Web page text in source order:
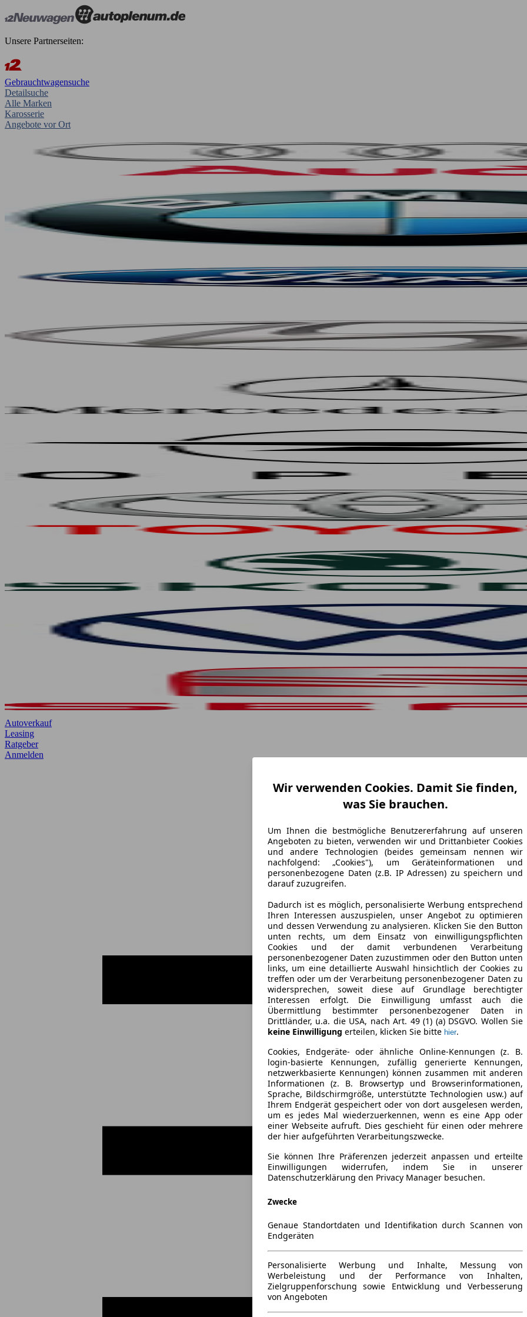
Unsere Partnerseiten:
Gebrauchtwagensuche
Detailsuche
Alle Marken
Karosserie
Angebote vor Ort
Autoverkauf
Leasing
Ratgeber
Anmelden
Wir verwenden Cookies. Damit Sie finden,
was Sie brauchen.
Um Ihnen die bestmögliche Benutzererfahrung auf unseren
Angeboten zu bieten, verwenden wir und Drittanbieter Cookies
und andere Technologien (beides gemeinsam nennen wir
nachfolgend: „Cookies"), um Geräteinformationen und
personenbezogene Daten (z.B. IP Adressen) zu speichern und
darauf zuzugreifen.
Dadurch ist es möglich, personalisierte Werbung entsprechend
Ihren Interessen auszuspielen, unser Angebot zu optimieren
und dessen Verwendung zu analysieren. Klicken Sie den Button
unten rechts, um dem Einsatz von einwilligungspflichten
Cookies und der damit verbundenen Verarbeitung
personenbezogener Daten zuzustimmen oder den Button unten
links, um eine detaillierte Auswahl hinsichtlich der Cookies zu
treffen oder um der Verarbeitung personenbezogener Daten zu
widersprechen, soweit diese auf Grundlage berechtigter
Interessen erfolgt. Die Einwilligung umfasst auch die
Übermittlung bestimmter personenbezogener Daten in
Drittländer, u.a. die USA, nach Art. 49 (1) (a) DSGVO. Wollen Sie
keine Einwilligung erteilen, klicken Sie bitte hier.
Cookies, Endgeräte- oder ähnliche Online-Kennungen (z. B.
login-basierte Kennungen, zufällig generierte Kennungen,
netzwerkbasierte Kennungen) können zusammen mit anderen
Informationen (z. B. Browsertyp und Browserinformationen,
Sprache, Bildschirmgröße, unterstützte Technologien usw.) auf
Ihrem Endgerät gespeichert oder von dort ausgelesen werden,
um es jedes Mal wiederzuerkennen, wenn es eine App oder
einer Webseite aufruft. Dies geschieht für einen oder mehrere
der hier aufgeführten Verarbeitungszwecke.
Sie können Ihre Präferenzen jederzeit anpassen und erteilte
Einwilligungen widerrufen, indem Sie in unserer
Datenschutzerklärung den Privacy Manager besuchen.
Zwecke
Genaue Standortdaten und Identifikation durch Scannen von
Endgeräten
Personalisierte Werbung und Inhalte, Messung von
Werbeleistung und der Performance von Inhalten,
Zielgruppenforschung sowie Entwicklung und Verbesserung
von Angeboten